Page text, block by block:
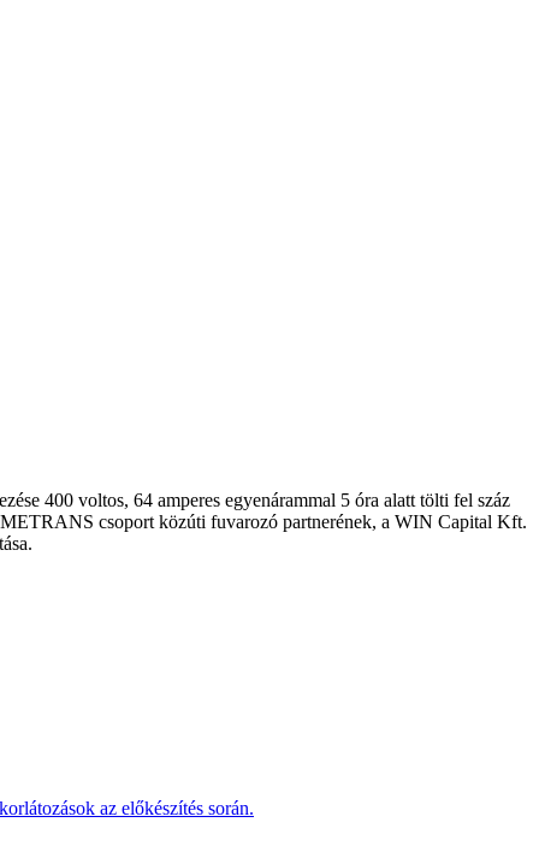
400 voltos, 64 amperes egyenárammal 5 óra alatt tölti fel száz
METRANS csoport közúti fuvarozó partnerének, a WIN Capital Kft.
az előkészítés során.